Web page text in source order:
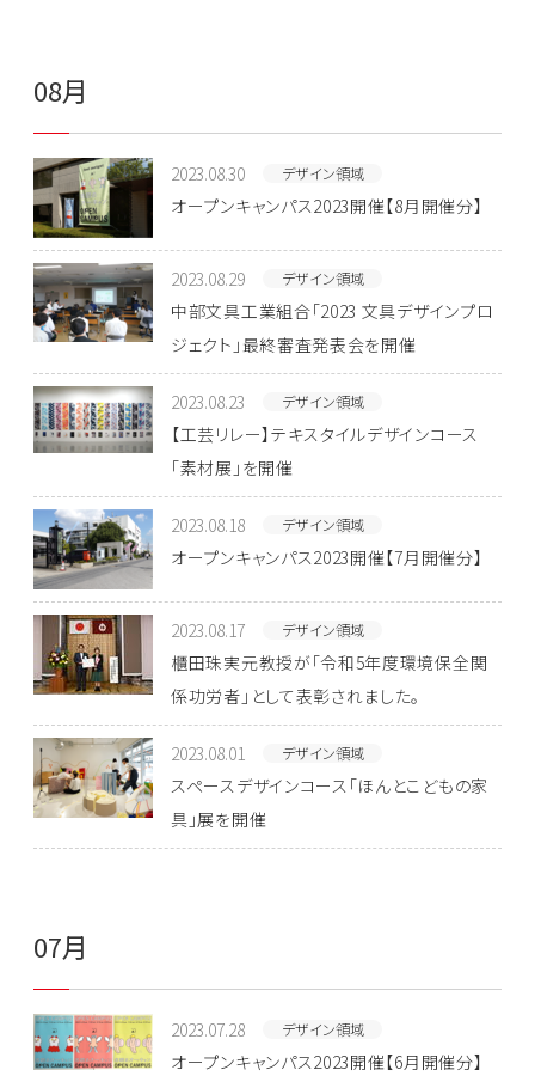
08月
2023.08.30 デザイン領域
オープンキャンパス2023開催【8月開催分】
2023.08.29 デザイン領域
中部文具工業組合「2023 文具デザインプロ
ジェクト」最終審査発表会を開催
2023.08.23 デザイン領域
【工芸リレー】テキスタイルデザインコース
「素材展」を開催
2023.08.18 デザイン領域
オープンキャンパス2023開催【7月開催分】
2023.08.17 デザイン領域
櫃田珠実元教授が「令和5年度環境保全関
係功労者」として表彰されました。
2023.08.01 デザイン領域
スペースデザインコース「ほんとこどもの家
具」展を開催
07月
2023.07.28 デザイン領域
オープンキャンパス2023開催【6月開催分】